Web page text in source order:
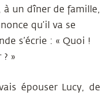
à un dîner de famille,
qu’il va se
s’écrie : « Quoi !
»
épouser Lucy, de